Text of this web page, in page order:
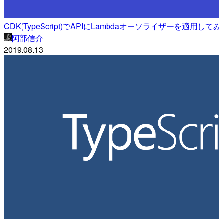
CDK(TypeScript)でAPIにLambdaオーソライザーを適用して
阿部信介
2019.08.13